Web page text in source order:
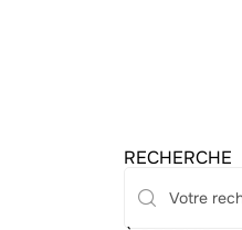
RECHERCHE